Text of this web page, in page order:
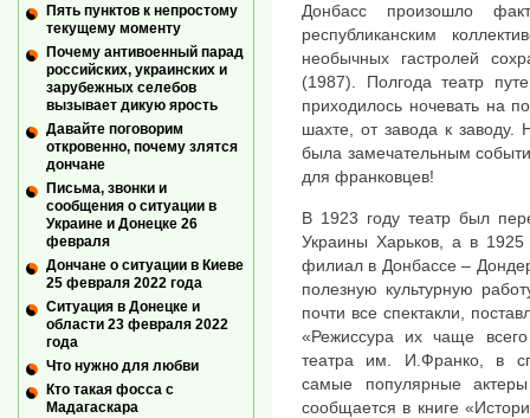
Донбасс произошло
республиканским
необычных гастролей
(1987). Полгода театр
приходилось ночевать на
шахте, от завода к заводу.
была замечательным
для франковцев!
В 1923 году театр был
Украины Харьков, а в 1925
филиал в Донбассе –
полезную культурную
почти все спектакли,
«Режиссура их чаще
театра им. И.Франко, в
самые популярные
сообщается в книге
Пять пунктов к непростому
текущему моменту
Почему антивоенный парад
российских, украинских и
зарубежных селебов
вызывает дикую ярость
Давайте поговорим
откровенно, почему злятся
дончане
Письма, звонки и
сообщения о ситуации в
Украине и Донецке 26
февраля
Дончане о ситуации в Киеве
25 февраля 2022 года
Ситуация в Донецке и
области 23 февраля 2022
года
Что нужно для любви
Кто такая фосса с
Мадагаскара